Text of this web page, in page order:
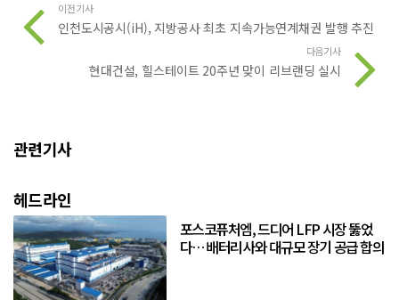
이전기사
인천도시공시(iH), 지방공사 최초 지속가능연계채권 발행 추진
다음기사
현대건설, 힐스테이트 20주년 맞이 리브랜딩 실시
관련기사
헤드라인
포스코퓨처엠, 드디어 LFP 시장 뚫었
다… 배터리사와 대규모 장기 공급 합의